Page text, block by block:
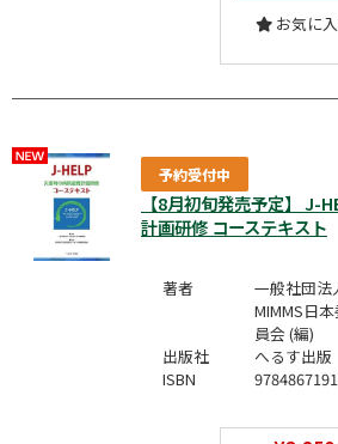
お気に
予約受付中
【8月初旬発売予定】 J-
計画研修 コーステキスト
著者
一般社団法
MIMMS日
員会 (編)
出版社
へるす出版
ISBN